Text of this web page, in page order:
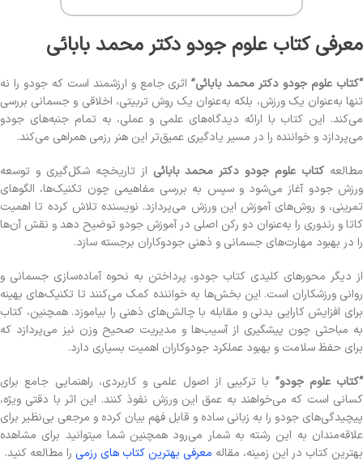
معرفی کتاب علوم جودو دکتر محمد بابائی
“کتاب علوم جودو دکتر محمد بابائی”اثری جامع و ارزشمند است که جودو را نه
تنها به‌عنوان یک ورزش، بلکه به‌عنوان یک روش تربیتی، اخلاقی و جسمانی بررسی
می‌کند. این کتاب با ارائه دیدگاه‌های علمی و عملی، به تمام جنبه‌های جودو
می‌پردازد و خواننده را در مسیر یادگیری عمیق‌تر این هنر رزمی همراهی می‌کند.
مطالعه کتاب علوم جودو دکتر محمد بابائی از تاریخچه شکل‌گیری و توسعه
ورزش جودو آغاز می‌شود و سپس به بررسی مفاهیمی چون تکنیک‌ها، الگوهای
تمرینی، و روش‌های آموزش این ورزش می‌پردازد. نویسنده تلاش کرده تا اهمیت
کاتا و رندوری را به‌عنوان دو رکن اصلی در آموزش جودو توضیح دهد و نقش آن‌ها
را در بهبود مهارت‌های جسمانی و ذهنی جودوکاران برجسته سازد.
از دیگر محورهای کلیدی کتاب جودو، پرداختن به نحوه آماده‌سازی جسمانی و
روانی ورزشکاران است. این بخش‌ها به خواننده کمک می‌کنند تا تکنیک‌های بهینه
برای افزایش کارایی بدنی و مقابله با چالش‌های ذهنی را بیاموزد. همچنین، کتاب
به مباحثی چون پیشگیری از آسیب‌ها و مدیریت صحیح وزن نیز می‌پردازد که
برای حفظ سلامت و بهبود عملکرد جودوکاران اهمیت بسیاری دارد.
“کتاب علوم جودو” با ترکیبی از اصول علمی و کاربردی، راهنمایی جامع برای
کسانی است که می‌خواهند به عمق این ورزش نفوذ کنند. این اثر با دقتی ویژه،
پیچیدگی‌های جودو را به زبانی ساده و قابل فهم بیان کرده و مرجعی بی‌نظیر برای
علاقه‌مندان به این رشته به شمار می‌رود همچنین شما میتوانید برای مشاهده
بهترین کتاب در این زمینه، مقاله معرفی بهترین کتاب های رزمی را مطالعه کنید.